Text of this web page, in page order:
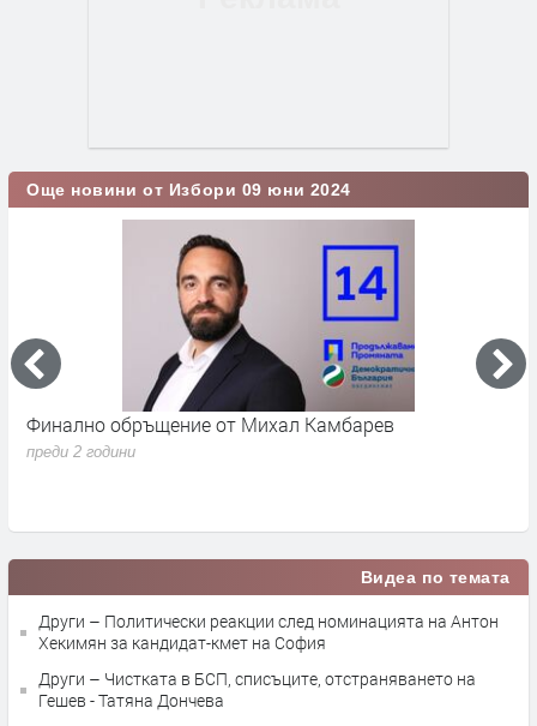
Още новини от Избори 09 юни 2024
За ДПС Националния интерес е над всичко!Имаме
ясна визия, какво искаме и как да го постигнем
Видеа по темата
Други – Политически реакции след номинацията на Антон
Хекимян за кандидат-кмет на София
Други – Чистката в БСП, списъците, отстраняването на
Гешев - Татяна Дончева